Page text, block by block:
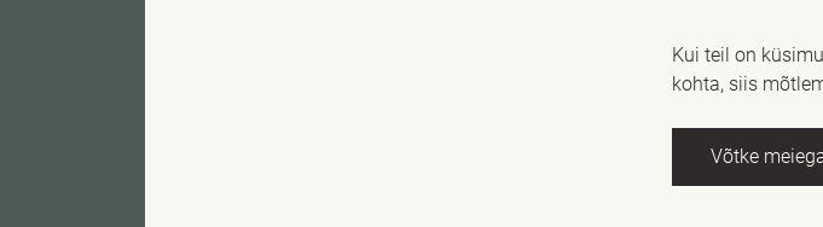
Kui teil on
kohta, siis
Võtke